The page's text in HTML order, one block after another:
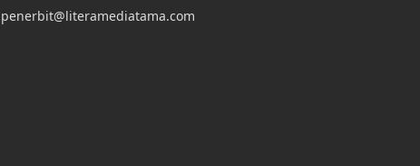
penerbit@literamediatama.com